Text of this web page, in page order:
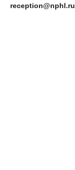
reception@nphl.ru